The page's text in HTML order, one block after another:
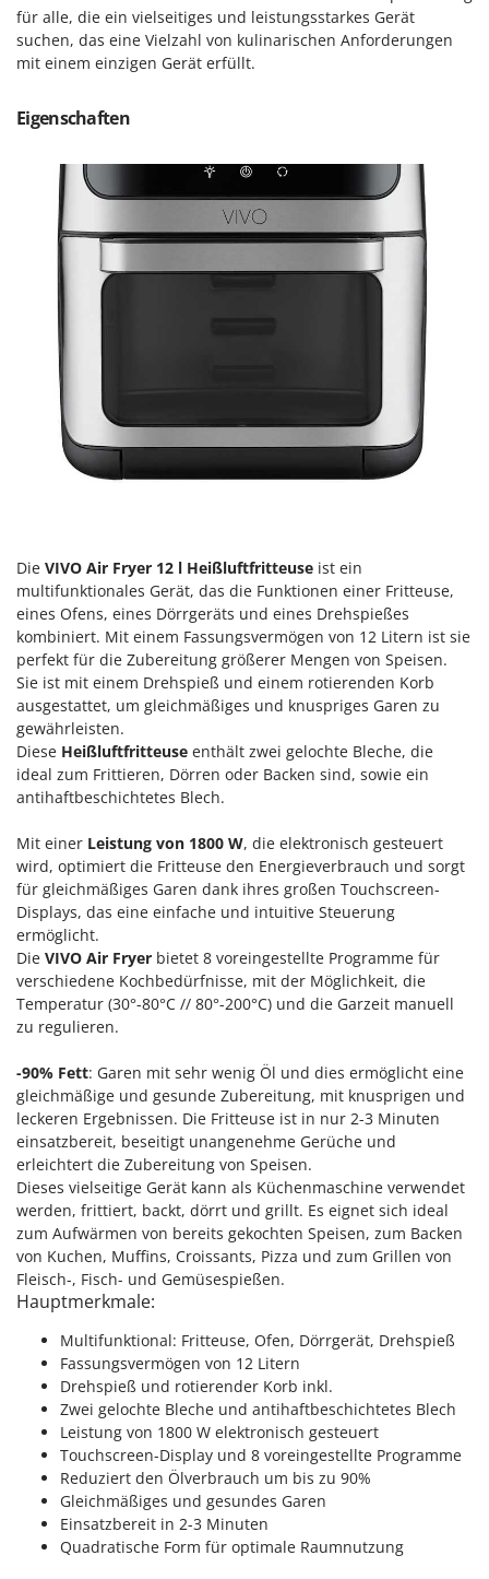
P
Palettengabeln für Traktoren
Pelletpressen
Plasmaschneider
Poolroboter
Pools
Poolstaubsauger
Rasenmäher
Rasensodenschneider
Rasentraktoren Aufsitzmäher
Rasentrimmer - Kantenschneider
Rasentrimmer - Motorsensen - Freischneider
Rupfmaschinen
S
Sämaschinen und Düngerstreuer
Scheibenpflüge
Schneefräsen
Schneeräumer
Schrotmühlen - elektrisch
Schwader für Traktoren
Seilwinden - Motorseilwinden
Sichelmähwerke für Traktoren
Sichelmulcher für Traktoren
Sortierer für Oliven
Sprühgeräte für Pflanzenbehandlung
Stäubegeräte für Traktor
T
Teppichreiniger und Teppichbodenreiniger
Thermische und mechanische Unkrautbrenner
Tomatenpressen
Tragbare Powerstationen
Traktor-Heckenscheren mit Ausleger
U
Umfüllpumpen
Umkehrfräsen
Vakuumiergeräte
Vertikutierer
Vogelscheuchen - Vogelabwehr
Wasserpumpen
Forest Master
Francini
G
G3 Ferrari
Garofalo
GeoTech
GeoTech Pro
Gierre
Ginko - MGM
Gipeco
Girmi
Goodyear
GRAEF
Gre
GRIFO
GVS
GYS
H
Hailo
Helvi
Henx
HiKOKI
Honda
I
Idromatic
Il-Tec
Imperia
Infaco
Intec
Intex
Iseki
Italyco
ITM
J JOLLY ITALIA
K
KAAZ
Kasco
Kemper
Kenwood
Keter
KitchenAid
Komo
für alle, die ein vielseitiges und leistungsstarkes Gerät
suchen, das eine Vielzahl von kulinarischen Anforderungen
mit einem einzigen Gerät erfüllt.
Eigenschaften
Die VIVO Air Fryer 12 l Heißluftfritteuse ist ein
multifunktionales Gerät, das die Funktionen einer Fritteuse,
eines Ofens, eines Dörrgeräts und eines Drehspießes
kombiniert. Mit einem Fassungsvermögen von 12 Litern ist sie
perfekt für die Zubereitung größerer Mengen von Speisen.
Sie ist mit einem Drehspieß und einem rotierenden Korb
ausgestattet, um gleichmäßiges und knuspriges Garen zu
gewährleisten.
Diese Heißluftfritteuse enthält zwei gelochte Bleche, die
ideal zum Frittieren, Dörren oder Backen sind, sowie ein
antihaftbeschichtetes Blech.
Mit einer Leistung von 1800 W, die elektronisch gesteuert
wird, optimiert die Fritteuse den Energieverbrauch und sorgt
für gleichmäßiges Garen dank ihres großen Touchscreen-
Displays, das eine einfache und intuitive Steuerung
ermöglicht.
Die VIVO Air Fryer bietet 8 voreingestellte Programme für
verschiedene Kochbedürfnisse, mit der Möglichkeit, die
Temperatur (30°-80°C // 80°-200°C) und die Garzeit manuell
zu regulieren.
-90% Fett: Garen mit sehr wenig Öl und dies ermöglicht eine
gleichmäßige und gesunde Zubereitung, mit knusprigen und
leckeren Ergebnissen. Die Fritteuse ist in nur 2-3 Minuten
einsatzbereit, beseitigt unangenehme Gerüche und
erleichtert die Zubereitung von Speisen.
Dieses vielseitige Gerät kann als Küchenmaschine verwendet
werden, frittiert, backt, dörrt und grillt. Es eignet sich ideal
zum Aufwärmen von bereits gekochten Speisen, zum Backen
von Kuchen, Muffins, Croissants, Pizza und zum Grillen von
Fleisch-, Fisch- und Gemüsespießen.
Hauptmerkmale:
Multifunktional: Fritteuse, Ofen, Dörrgerät, Drehspieß
Fassungsvermögen von 12 Litern
Drehspieß und rotierender Korb inkl.
Zwei gelochte Bleche und antihaftbeschichtetes Blech
Leistung von 1800 W elektronisch gesteuert
Touchscreen-Display und 8 voreingestellte Programme
Reduziert den Ölverbrauch um bis zu 90%
Gleichmäßiges und gesundes Garen
Einsatzbereit in 2-3 Minuten
Quadratische Form für optimale Raumnutzung